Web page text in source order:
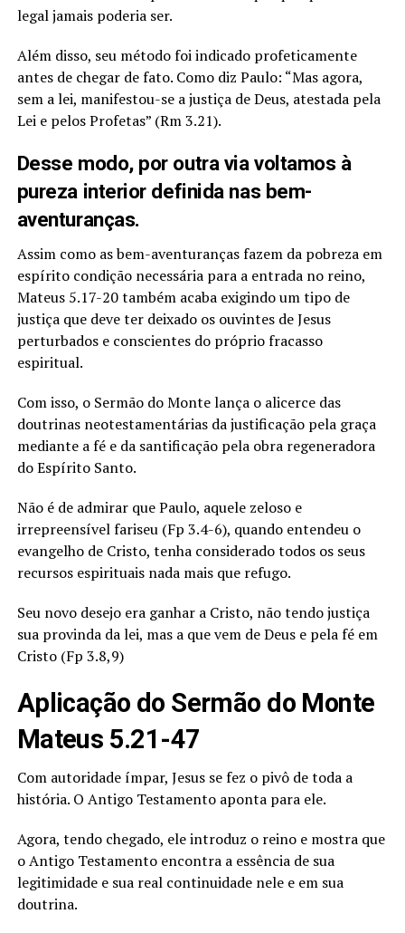
legal jamais poderia ser.
Além disso, seu método foi indicado profeticamente
antes de chegar de fato. Como diz Paulo: “Mas agora,
sem a lei, manifestou-se a justiça de Deus, atestada pela
Lei e pelos Profetas” (Rm 3.21).
Desse modo, por outra via voltamos à
pureza interior definida nas bem-
aventuranças.
Assim como as bem-aventuranças fazem da pobreza em
espírito condição necessária para a entrada no reino,
Mateus 5.17-20 também acaba exigindo um tipo de
justiça que deve ter deixado os ouvintes de Jesus
perturbados e conscientes do próprio fracasso
espiritual.
Com isso, o Sermão do Monte lança o alicerce das
doutrinas neotestamentárias da justificação pela graça
mediante a fé e da santificação pela obra regeneradora
do Espírito Santo.
Não é de admirar que Paulo, aquele zeloso e
irrepreensível fariseu (Fp 3.4-6), quando entendeu o
evangelho de Cristo, tenha considerado todos os seus
recursos espirituais nada mais que refugo.
Seu novo desejo era ganhar a Cristo, não tendo justiça
sua provinda da lei, mas a que vem de Deus e pela fé em
Cristo (Fp 3.8,9)
Aplicação do Sermão do Monte
Mateus 5.21-47
Com autoridade ímpar, Jesus se fez o pivô de toda a
história. O Antigo Testamento aponta para ele.
Agora, tendo chegado, ele introduz o reino e mostra que
o Antigo Testamento encontra a essência de sua
legitimidade e sua real continuidade nele e em sua
doutrina.